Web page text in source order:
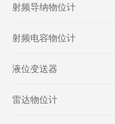
射频导纳物位计
射频电容物位计
液位变送器
雷达物位计